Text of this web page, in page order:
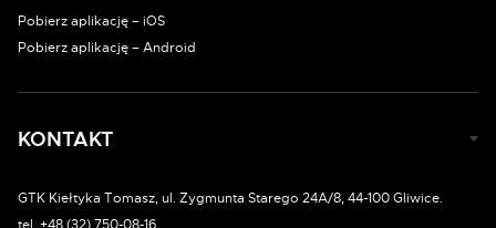
Pobierz aplikację – iOS
Pobierz aplikację – Android
KONTAKT
GTK Kiełtyka Tomasz, ul. Zygmunta Starego 24A/8, 44-100 Gliwice.
tel. +48 (32) 750-08-16.